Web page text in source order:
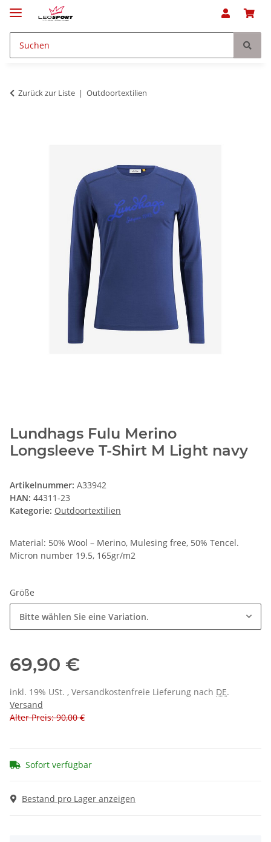
Zurück zur Liste Outdoortextilien
Lundhags Fulu Merino
Longsleeve T-Shirt M Light navy
Artikelnummer: A33942
HAN: 44311-23
Kategorie: Outdoortextilien
Material: 50% Wool – Merino, Mulesing free, 50% Tencel.
Micron number 19.5, 165gr/m2
Größe
Bitte wählen Sie eine Variation.
69,90 €
inkl. 19% USt. , Versandkostenfreie Lieferung nach DE.
Versand
Alter Preis: 90,00 €
Sofort verfügbar
Bestand pro Lager anzeigen